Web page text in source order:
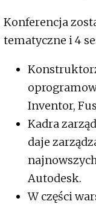
Konferencja
tematyczne i 4
Inventor,
Kadra
daje
Autodesk.
W części